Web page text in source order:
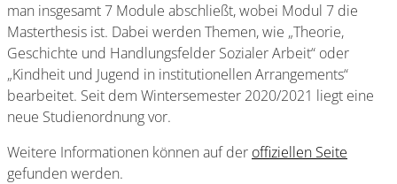
man insgesamt 7 Module abschließt, wobei Modul 7 die
Masterthesis ist. Dabei werden Themen, wie „Theorie,
Geschichte und Handlungsfelder Sozialer Arbeit“ oder
„Kindheit und Jugend in institutionellen Arrangements“
bearbeitet. Seit dem Wintersemester 2020/2021 liegt eine
neue Studienordnung vor.
Weitere Informationen können auf der offiziellen Seite
gefunden werden.